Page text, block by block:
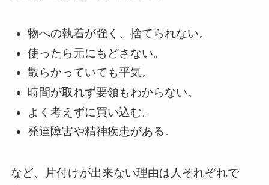
物への執着が強く、捨てられない。
使ったら元にもどさない。
散らかっていても平気。
時間が取れず要領もわからない。
よく考えずに買い込む。
発達障害や精神疾患がある。
など、片付けが出来ない理由は人それぞれで